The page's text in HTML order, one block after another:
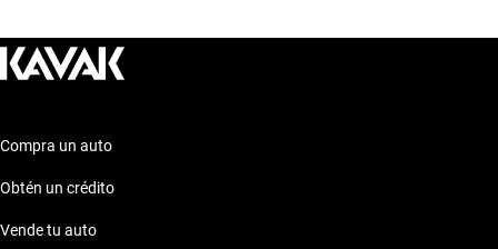
Compra un auto
Obtén un crédito
Vende tu auto